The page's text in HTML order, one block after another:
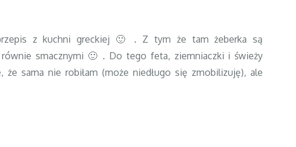
z kuchni greckiej 🙂 . Z tym że tam żeberka są
smacznymi 🙂 . Do tego feta, ziemniaczki i świeży
sama nie robiłam (może niedługo się zmobilizuję), ale